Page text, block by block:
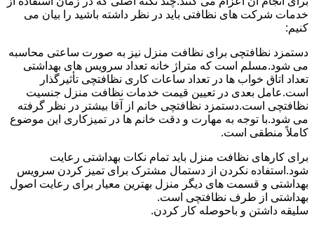
خدمات شرکت های نظافتی باید در نظر داشته باشید را بیان می
کنیم:
دستمزد نظافتچی برای نظافت منزل نیز به صورت ساعتی محاسبه
می شود.مسلم است که متراژ خانه تعداد سرویس های بهداشتی
تعداد اتاق خواب ها در تعداد ساعات کاری نظافتچی تأثیرگذار
است.عامل بعدی در تعیین قیمت خدمات نظافت منزل جنسیت
نظافتچی است.دستمزد نظافتچی خانم از آقا بیشتر در نظر گرفته
می شود.با توجه به مهارت و دقت خانم ها در تمیزکاری این موضوع
کاملاً منطقی است.
برای کارهای نظافت منزل باید تمام نکات بهداشتی رعایت
شود.استفاده نکردن از دستمال مشترک برای تمیز کردن سرویس
بهداشتی و قسمت های دیگر منزل بهترین معیار برای رعایت اصول
بهداشتی از طرف نظافتچی است.
سلیقه داشتن و باحوصله کار کردن.